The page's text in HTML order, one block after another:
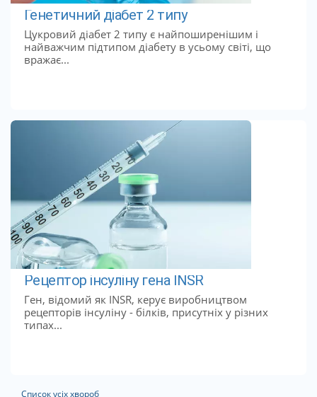
Генетичний діабет 2 типу
Цукровий діабет 2 типу є найпоширенішим і
найважчим підтипом діабету в усьому світі, що
вражає...
Рецептор інсуліну гена INSR
Ген, відомий як INSR, керує виробництвом
рецепторів інсуліну - білків, присутніх у різних
типах...
Список усіх хвороб